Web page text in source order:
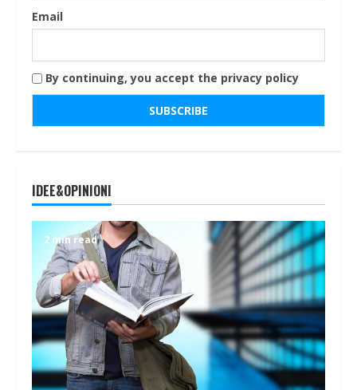
Email
By continuing, you accept the privacy policy
IDEE&OPINIONI
2 min read